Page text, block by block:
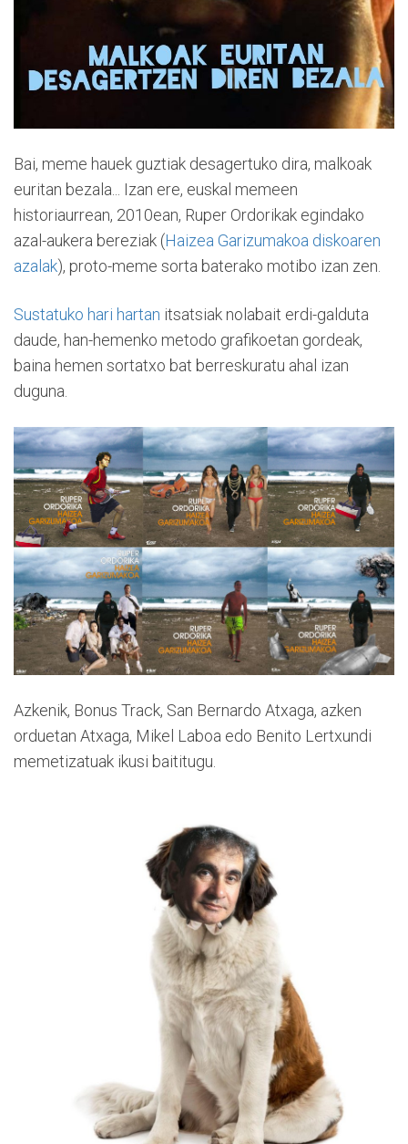
Bai, meme hauek guztiak desagertuko dira, malkoak
euritan bezala... Izan ere, euskal memeen
historiaurrean, 2010ean, Ruper Ordorikak egindako
azal-aukera bereziak (Haizea Garizumakoa diskoaren
azalak), proto-meme sorta baterako motibo izan zen.
Sustatuko hari hartan itsatsiak nolabait erdi-galduta
daude, han-hemenko metodo grafikoetan gordeak,
baina hemen sortatxo bat berreskuratu ahal izan
duguna.
Azkenik, Bonus Track, San Bernardo Atxaga, azken
orduetan Atxaga, Mikel Laboa edo Benito Lertxundi
memetizatuak ikusi baititugu.